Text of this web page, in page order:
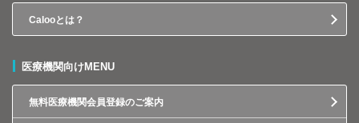
Calooとは？
医療機関向けMENU
無料医療機関会員登録のご案内